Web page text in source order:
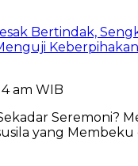
Bertindak,
am WIB